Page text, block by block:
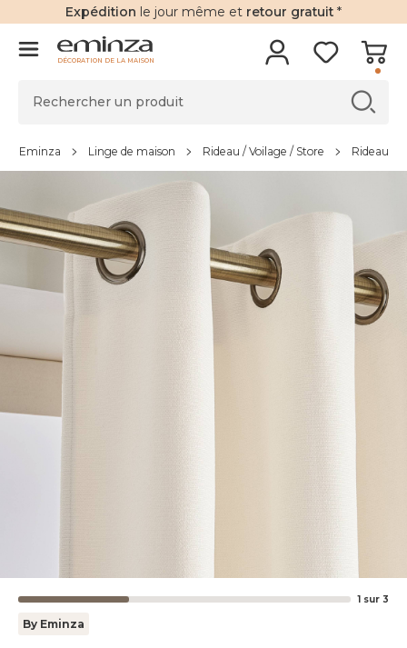
Expédition le jour même et retour gratuit *
DÉCORATION DE LA MAISON
Eminza Linge de maison Rideau / Voilage / Store Rideau
1 sur 3
By Eminza